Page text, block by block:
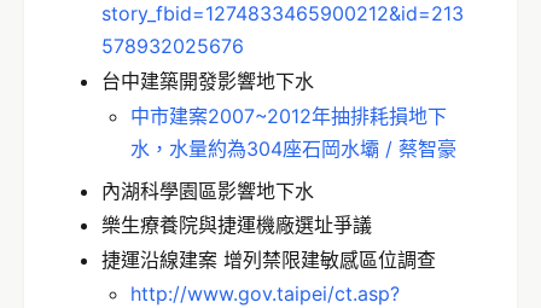
story_fbid=1274833465900212&id=213
578932025676
台中建築開發影響地下水
中市建案2007~2012年抽排耗損地下
水，水量約為304座石岡水壩 / 蔡智豪
內湖科學園區影響地下水
樂生療養院與捷運機廠選址爭議
捷運沿線建案 增列禁限建敏感區位調查
http://www.gov.taipei/ct.asp?